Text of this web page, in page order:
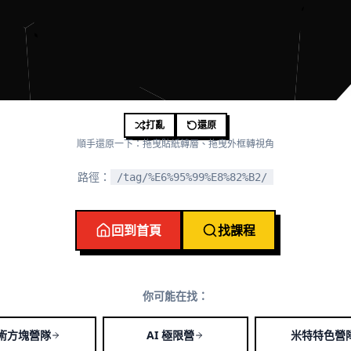
打亂
還原
順手還原一下：拖曳貼紙轉層、拖曳外框轉視角
路徑： /tag/%E6%95%99%E8%82%B2/
回到首頁 找課程
你可能在找：
方塊營隊 AI 極限營 米特特色營